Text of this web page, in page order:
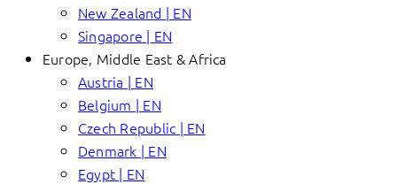
New Zealand | EN
Singapore | EN
Europe, Middle East & Africa
Austria | EN
Belgium | EN
Czech Republic | EN
Denmark | EN
Egypt | EN